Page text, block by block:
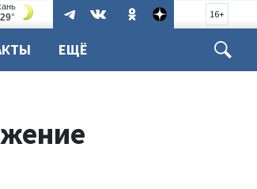
16+
ЕЩЁ